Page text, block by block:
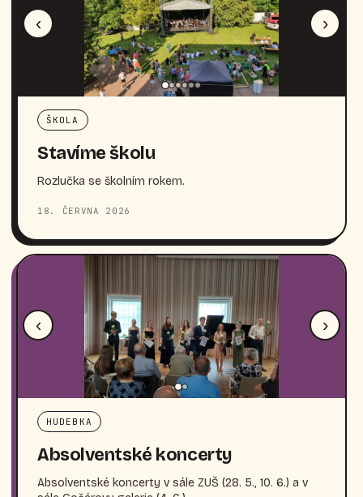
‹ ›
ŠKOLA
Stavíme školu
Rozlučka se školním rokem.
18. ČERVNA 2026
‹ ›
HUDEBKA
Absolventské koncerty
Absolventské koncerty v sále ZUŠ (28. 5., 10. 6.) a v